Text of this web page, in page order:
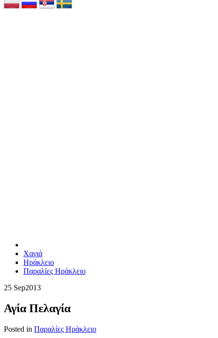
Χανιά
Ηράκλειο
Παραλίες Ηράκλειο
25 Sep2013
Αγία Πελαγία
Posted in Παραλίες Ηράκλειο